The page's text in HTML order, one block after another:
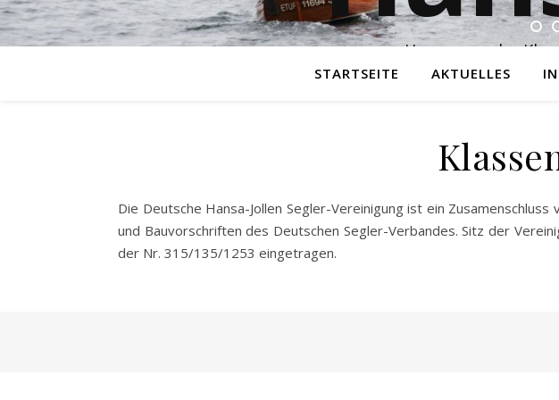
Homepage der
STARTSEITE AKTUELLES
Die Deutsche Hansa-Jollen Segler-Vereinigung ist ein
und Bauvorschriften des Deutschen Segler-Verbandes. Sitz der
der Nr. 315/135/1253 eingetragen.